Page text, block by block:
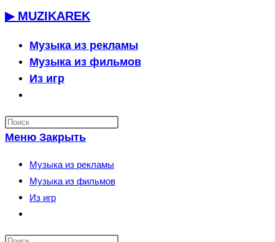
Перейти
содержимому
▶ MUZIKAREK
Музыка из рекламы
Музыка из фильмов
Из игр
по
веб-
сайту
Меню Закрыть
Музыка из рекламы
Музыка из фильмов
Из игр